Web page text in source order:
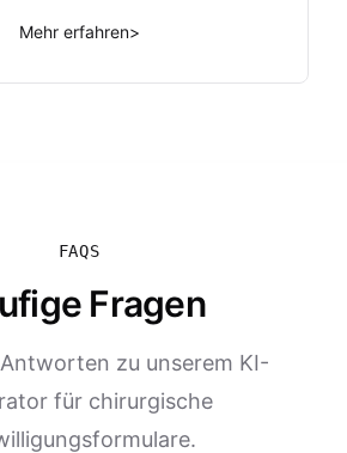
Mehr erfahren>
FAQS
Fragen
zu unserem KI-
für chirurgische